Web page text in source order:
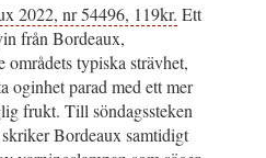
2022, nr 54496, 119kr. Ett
från Bordeaux,
typiska strävhet,
oginhet parad med ett mer
frukt. Till söndagssteken
Bordeaux samtidigt